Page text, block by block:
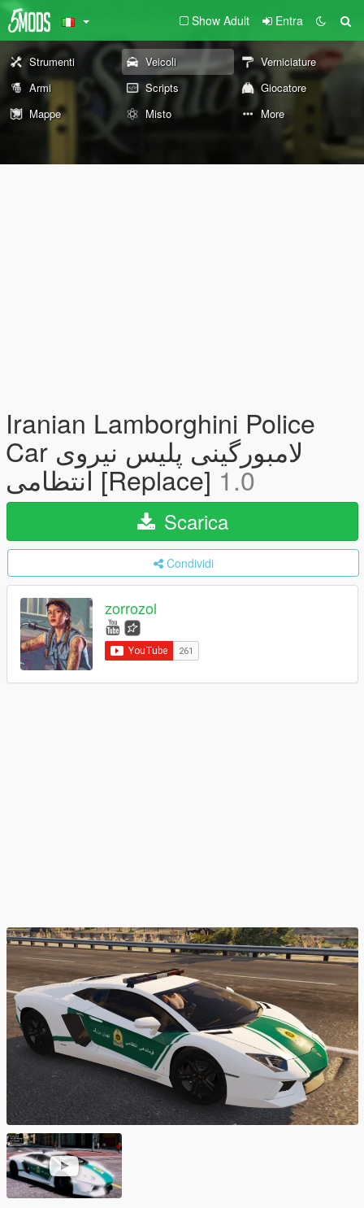
Show Adult Entra
Strumenti Veicoli
Verniciature
Armi
Scripts
Giocatore
Mappe
Misto More
Iranian Lamborghini Police
Car لامبورگینی پلیس نیروی
انتظامی [Replace] 1.0
Scarica
Condividi
zorrozol